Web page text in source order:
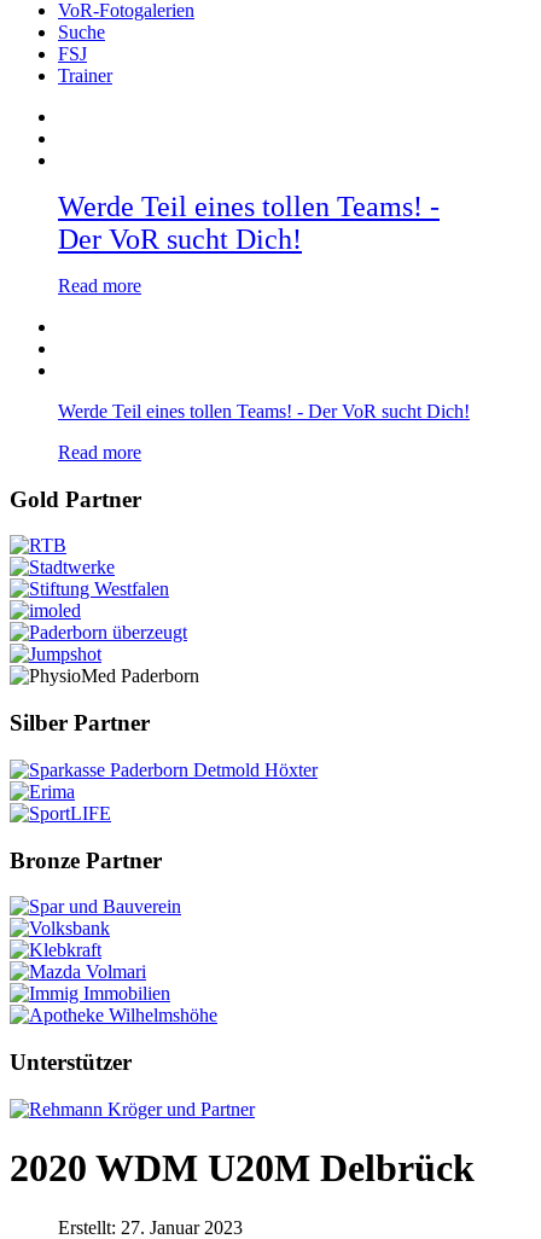
VoR-Fotogalerien
Suche
FSJ
Trainer
Werde Teil eines tollen Teams! -
Der VoR sucht Dich!
Read more
Werde Teil eines tollen Teams! - Der VoR sucht Dich!
Read more
Gold Partner
Silber Partner
Bronze Partner
Unterstützer
2020 WDM U20M Delbrück
Erstellt: 27. Januar 2023